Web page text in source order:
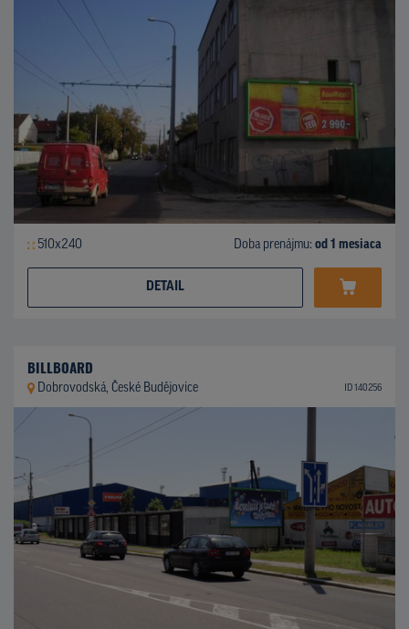
510x240 Doba prenájmu: od 1 mesiaca
DETAIL
BILLBOARD
Dobrovodská, České Budějovice ID 140256